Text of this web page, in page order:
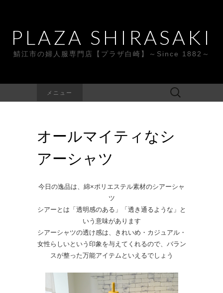
PLAZA SHIRASAKI
鯖江市の婦人服専門店【プラザ白崎】～Since 1882～
メニュー
検
索:
オールマイティなシ
アーシャツ
今日の逸品は、綿×ポリエステル素材のシアーシャ
ツ
シアーとは「透明感のある」「透き通るような」と
いう意味があります
シアーシャツの透け感は、きれいめ・カジュアル・
女性らしいという印象を与えてくれるので、バラン
スが整った万能アイテムといえるでしょう